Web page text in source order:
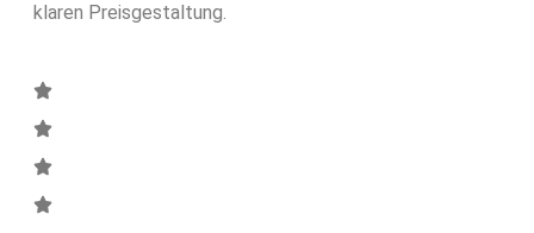
klaren Preisgestaltung.